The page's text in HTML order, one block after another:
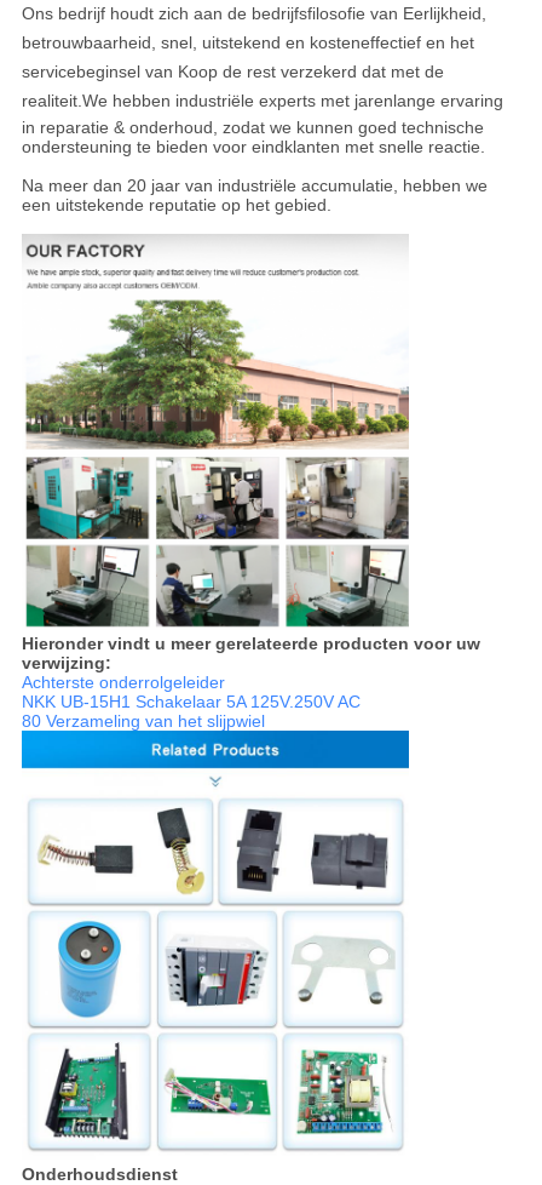
Ons bedrijf houdt zich aan de bedrijfsfilosofie van Eerlijkheid,
betrouwbaarheid, snel, uitstekend en kosteneffectief en het
servicebeginsel van Koop de rest verzekerd dat met de
realiteit.We hebben industriële experts met jarenlange ervaring
in reparatie & onderhoud, zodat we kunnen goed technische
ondersteuning te bieden voor eindklanten met snelle reactie.
Na meer dan 20 jaar van industriële accumulatie, hebben we
een uitstekende reputatie op het gebied.
Hieronder vindt u meer gerelateerde producten voor uw
verwijzing:
Achterste onderrolgeleider
NKK UB-15H1 Schakelaar 5A 125V.250V AC
80 Verzameling van het slijpwiel
Onderhoudsdienst